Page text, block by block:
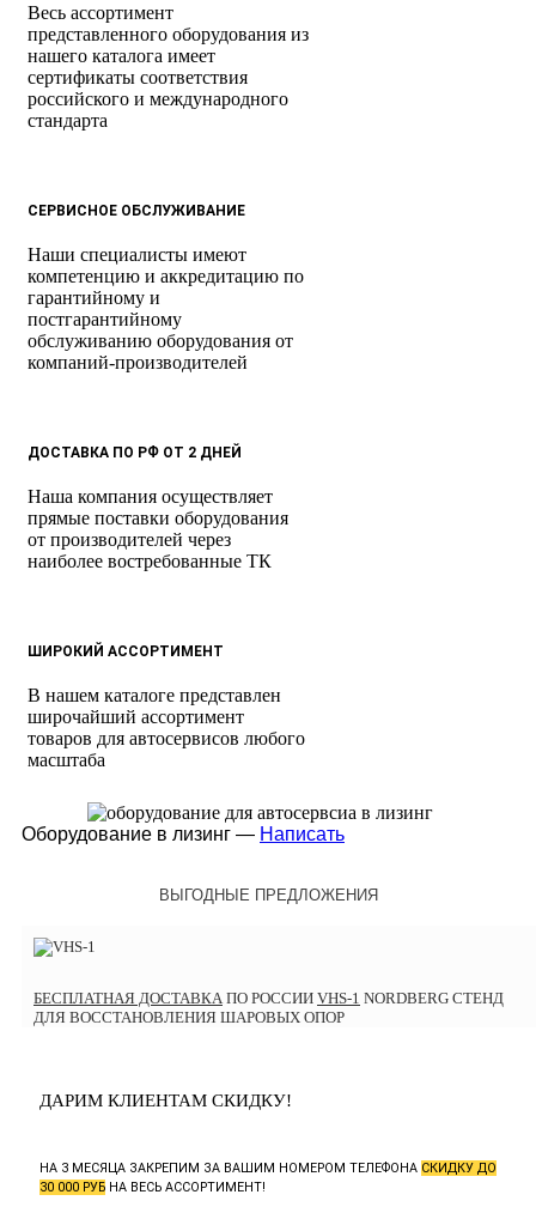
Весь ассортимент
представленного оборудования из
нашего каталога имеет
сертификаты соответствия
российского и международного
стандарта
СЕРВИСНОЕ ОБСЛУЖИВАНИЕ
Наши специалисты имеют
компетенцию и аккредитацию по
гарантийному и
постгарантийному
обслуживанию оборудования от
компаний-производителей
ДОСТАВКА ПО РФ ОТ 2 ДНЕЙ
Наша компания осуществляет
прямые поставки оборудования
от производителей через
наиболее востребованные ТК
ШИРОКИЙ АССОРТИМЕНТ
В нашем каталоге представлен
широчайший ассортимент
товаров для автосервисов любого
масштаба
Оборудование в лизинг — Написать
ВЫГОДНЫЕ ПРЕДЛОЖЕНИЯ
БЕСПЛАТНАЯ ДОСТАВКА ПО РОССИИ VHS-1 NORDBERG СТЕНД
ДЛЯ ВОССТАНОВЛЕНИЯ ШАРОВЫХ ОПОР
ДАРИМ КЛИЕНТАМ СКИДКУ!
НА 3 МЕСЯЦА ЗАКРЕПИМ ЗА ВАШИМ НОМЕРОМ ТЕЛЕФОНА СКИДКУ ДО
30 000 РУБ НА ВЕСЬ АССОРТИМЕНТ!